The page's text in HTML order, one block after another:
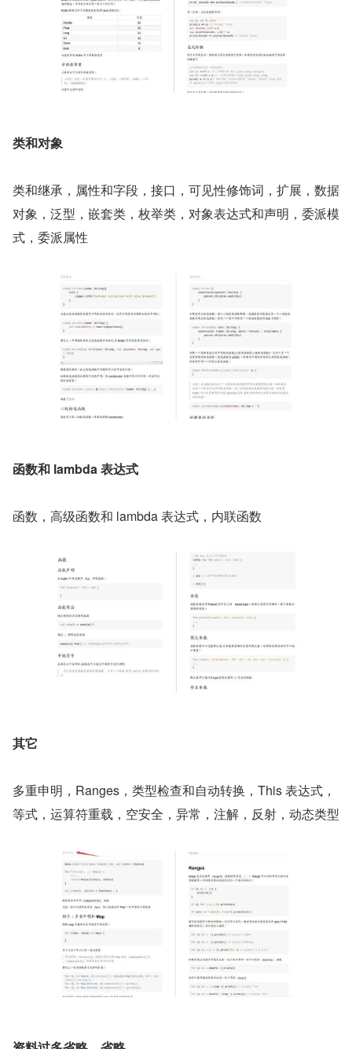
类和对象
类和继承，属性和字段，接口，可见性修饰词，扩展，数据
对象，泛型，嵌套类，枚举类，对象表达式和声明，委派模
式，委派属性
函数和 lambda 表达式
函数，高级函数和 lambda 表达式，内联函数
其它
多重申明，Ranges，类型检查和自动转换，This 表达式，
等式，运算符重载，空安全，异常，注解，反射，动态类型